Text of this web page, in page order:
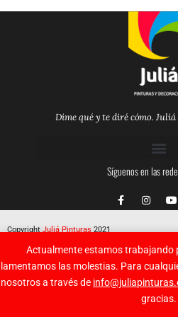
Actualmente estamos trabajando
lamentamos las molestias. Para
nosotros a través de
gracias.
Dime qué y te diré cómo. Juliá
Síguenos en las
F
a
b
o
k
f
I
n
a
g
r
a
Y
o
u
e
Copyright Juliá Pinturas 2021